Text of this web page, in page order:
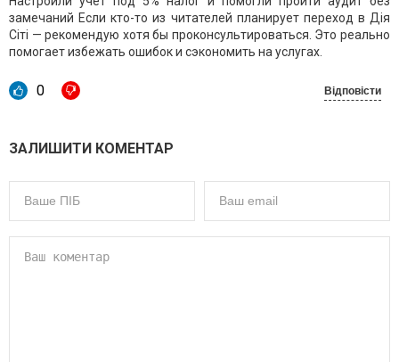
замечаний Если кто-то из читателей планирует переход в Дія
Сіті — рекомендую хотя бы проконсультироваться. Это реально
помогает избежать ошибок и сэкономить на услугах.
0 Відповісти
ЗАЛИШИТИ КОМЕНТАР